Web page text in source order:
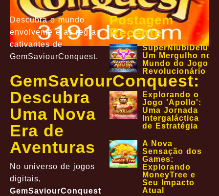
Descubra o mundo
envolvente e as regras
cativantes de
GemSaviourConquest.
GemSaviourConquest:
Descubra
Uma Nova
Era de
Aventuras
No universo de jogos
digitais,
GemSaviourConquest
Postagem
Recente
Um Mergulho no
Mundo do Jogo
Revolucionário
Explorando o
Jogo 'Apollo':
Uma Jornada
Intergaláctica
de Estratégia
A Nova
Sensação dos
Games:
Explorando
MoneyTree e
Seu Impacto
Atual